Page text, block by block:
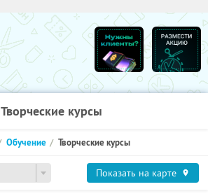
Творческие курсы
Обучение Творческие курсы
Показать на карте